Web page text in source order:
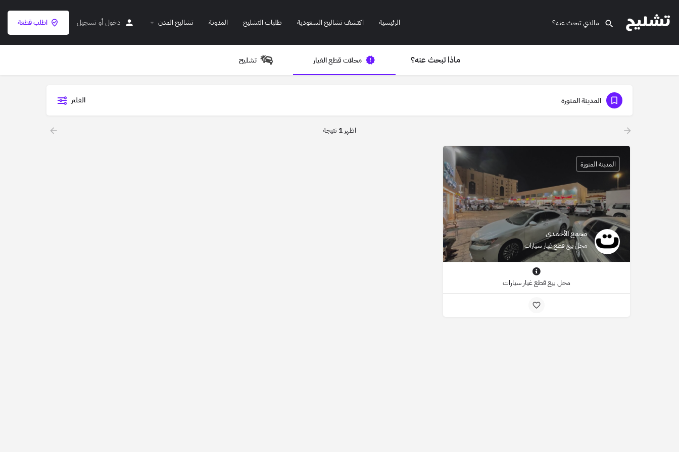
الرئيسية اكتشف تشاليح السعودية طلبات التشليح المدونة تشاليح المدن دخولأوتسجيل اطلب قطعة
ماذا تبحث عنه؟ محلات قطع الغيار تشليح
المدينة المنورة الفلتر
اظهر1 نتيجة
مجمع الأحمدي
محل بيع قطع غيار سيارات
المدينة المنورة
محل بيع قطع غيار سيارات